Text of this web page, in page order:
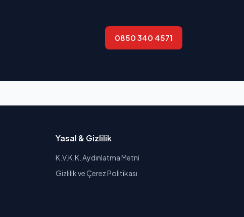
0850 340 4571
Yasal & Gizlilik
K.V.K.K. Aydınlatma Metni
Gizlilik ve Çerez Politikası